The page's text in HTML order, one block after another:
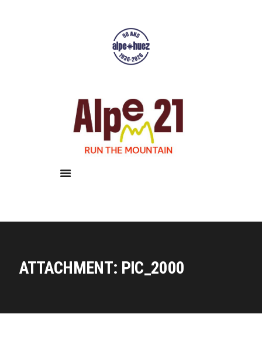
ATTACHMENT: PIC_2000
Résultats
Galerie
Infos pratiques